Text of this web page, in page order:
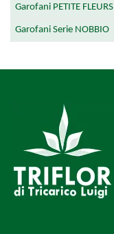
Garofani PETITE FLEURS
Garofani Serie NOBBIO